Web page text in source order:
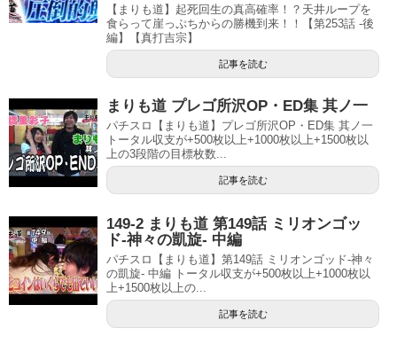
【まりも道】起死回生の真高確率！？天井ループを
食らって崖っぷちからの勝機到来！！【第253話 -後
編】【真打吉宗】
記事を読む
まりも道 プレゴ所沢OP・ED集 其ノ一
パチスロ【まりも道】プレゴ所沢OP・ED集 其ノ一
トータル収支が+500枚以上+1000枚以上+1500枚以
上の3段階の目標枚数...
記事を読む
149-2 まりも道 第149話 ミリオンゴッ
ド-神々の凱旋- 中編
パチスロ【まりも道】第149話 ミリオンゴッド-神々
の凱旋- 中編 トータル収支が+500枚以上+1000枚以
上+1500枚以上の...
記事を読む